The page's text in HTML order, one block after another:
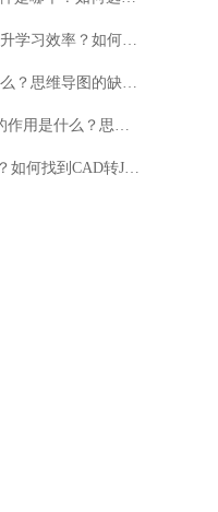
15.思维导图讲义如何提升学习效率？如何利用思维导图讲义提高创造力？
16.思维导图的优点是什么？思维导图的缺点有哪些？
17.5年级英语思维导图的作用是什么？思维导图如何帮助学习英语？
18.CAD转JPG转换网站？如何找到CAD转JPG转换网站？